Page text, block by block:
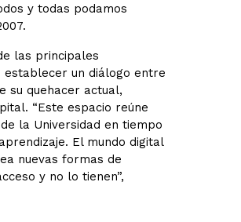
y todas podamos
las principales
establecer un diálogo entre
su quehacer actual,
“Este espacio reúne
la Universidad en tiempo
El mundo digital
nuevas formas de
y no lo tienen”,